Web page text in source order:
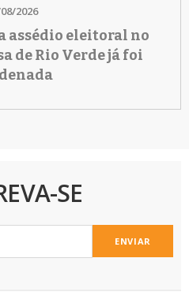
2026
assédio eleitoral no
de Rio Verde já foi
SE
ENVIAR